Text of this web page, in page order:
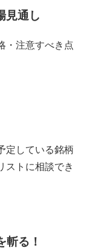
見通し
・注意すべき点
定している銘柄
ストに相談でき
斬る！